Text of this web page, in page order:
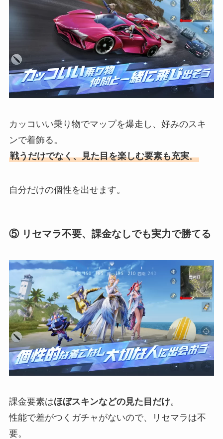
カッコいい乗り物でマップを爆走し、好みのスキ
ンで着飾る。
戦うだけでなく、見た目を楽しむ要素も充実。
自分だけの個性を出せます。
⑤ リセマラ不要、課金なしでも実力で勝てる
課金要素はほぼスキンなどの見た目だけ。
性能で差がつくガチャがないので、リセマラは不
要。